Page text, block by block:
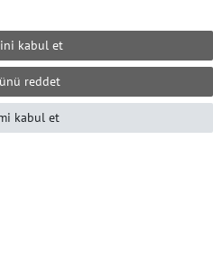
çalışma saatleri:
arası (GMT +1)
shop.com
kabul et
reddet
kabul et